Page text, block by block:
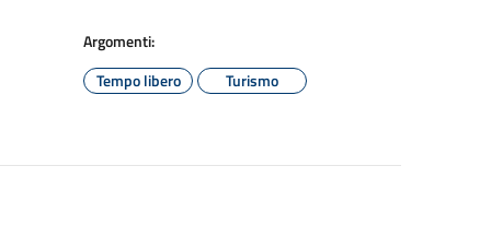
Argomenti:
Tempo libero
Turismo